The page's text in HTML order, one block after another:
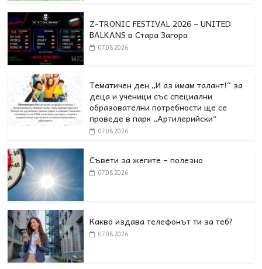
Z-TRONIC FESTIVAL 2026 – UNITED
BALKANS в Стара Загора
07.08.2026
Тематичен ден „И аз имам талант!“ за
деца и ученици със специални
образователни потребности ще се
проведе в парк „Артилерийски“
07.08.2026
Съвети за жегите – полезно
07.08.2026
Какво издава телефонът ти за теб?
07.08.2026